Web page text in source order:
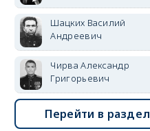
Шацких Василий
Андреевич
Чирва Александр
Григорьевич
Перейти в раздел